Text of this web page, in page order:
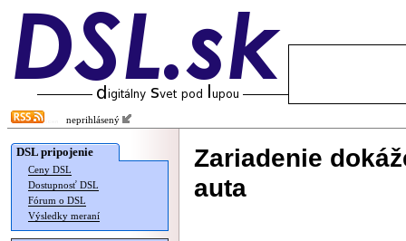
neprihlásený
DSL pripojenie
Ceny DSL
Dostupnosť DSL
Fórum o DSL
Výsledky meraní
Zariadenie
auta